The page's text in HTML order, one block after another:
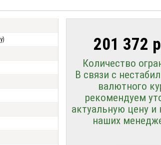
201 372
Количество
В связи с
валютного
рекомендуем
актуальную цену и
наших